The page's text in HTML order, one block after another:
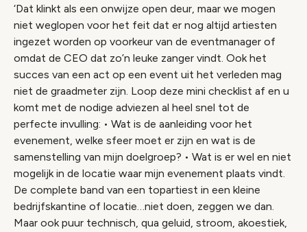
‘Dat klinkt als een onwijze open deur, maar we mogen
niet weglopen voor het feit dat er nog altijd artiesten
ingezet worden op voorkeur van de eventmanager of
omdat de CEO dat zo’n leuke zanger vindt. Ook het
succes van een act op een event uit het verleden mag
niet de graadmeter zijn. Loop deze mini checklist af en u
komt met de nodige adviezen al heel snel tot de
perfecte invulling: • Wat is de aanleiding voor het
evenement, welke sfeer moet er zijn en wat is de
samenstelling van mijn doelgroep? • Wat is er wel en niet
mogelijk in de locatie waar mijn evenement plaats vindt.
De complete band van een topartiest in een kleine
bedrijfskantine of locatie…niet doen, zeggen we dan.
Maar ook puur technisch, qua geluid, stroom, akoestiek,